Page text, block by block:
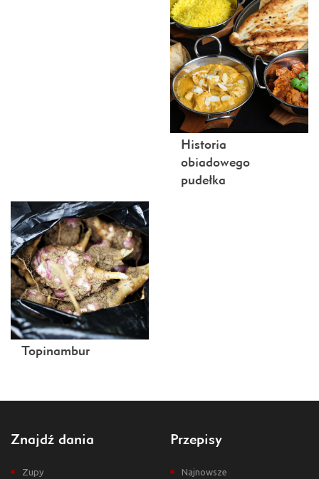
Historia
obiadowego
pudełka
Topinambur
Znajdź dania
Zupy
Przepisy
Najnowsze